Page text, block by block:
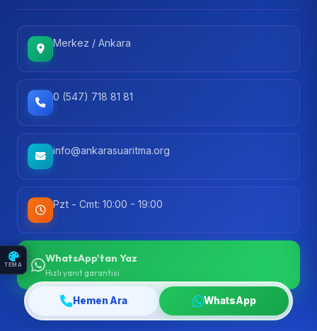
TEMA
Merkez / Ankara
0 (547) 718 81 81
info@ankarasuaritma.org
Pzt - Cmt: 10:00 - 19:00
WhatsApp'tan Yaz
Hızlı yanıt garantisi
Hemen Ara WhatsApp